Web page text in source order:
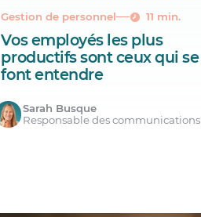
Gestion de personnel 11 min.
Vos employés les plus
productifs sont ceux qui se
font entendre
Sarah Busque
Responsable des communications